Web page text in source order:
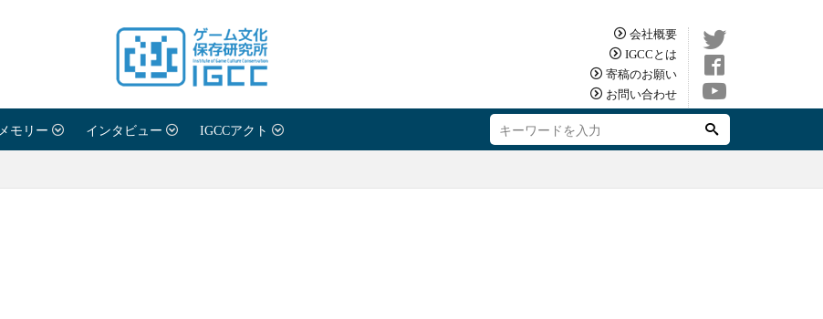
会社概要
IGCCとは
寄稿のお願い
お問い合わせ
メモリー インタビュー IGCCアクト